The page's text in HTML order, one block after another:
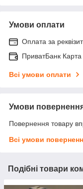
Умови оплати
Оплата за
ПриватБанк Карта
Всі умови оплати
Умови
Повернення товару
Всі умови
Подібні товари